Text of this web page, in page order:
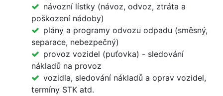
návozní lístky (návoz, odvoz, ztráta a
poškození nádoby)
plány a programy odvozu odpadu (směsný,
separace, nebezpečný)
provoz vozidel (puťovka) - sledování
nákladů na provoz
vozidla, sledování nákladů a oprav vozidel,
termíny STK atd.